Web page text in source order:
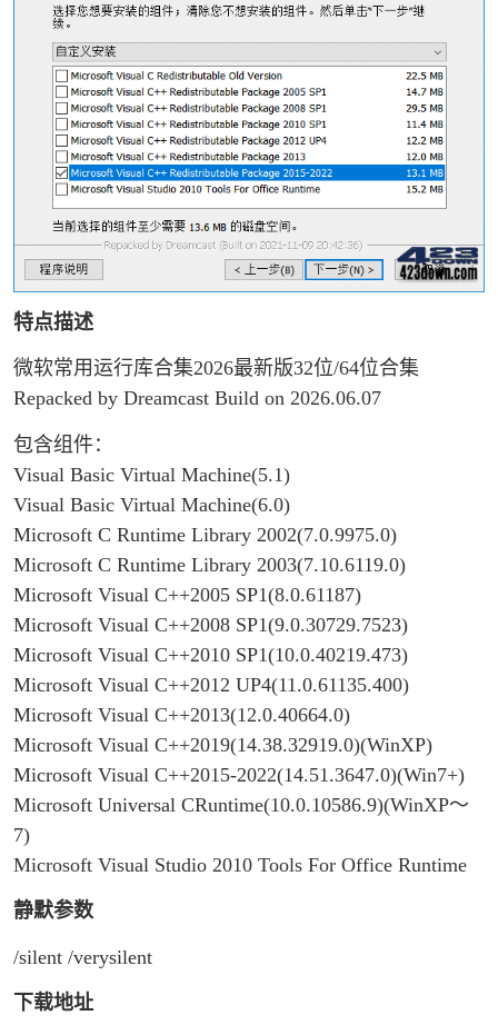
特点描述
微软常用运行库合集2026最新版32位/64位合集
Repacked by Dreamcast Build on 2026.06.07
包含组件：
Visual Basic Virtual Machine(5.1)
Visual Basic Virtual Machine(6.0)
Microsoft C Runtime Library 2002(7.0.9975.0)
Microsoft C Runtime Library 2003(7.10.6119.0)
Microsoft Visual C++2005 SP1(8.0.61187)
Microsoft Visual C++2008 SP1(9.0.30729.7523)
Microsoft Visual C++2010 SP1(10.0.40219.473)
Microsoft Visual C++2012 UP4(11.0.61135.400)
Microsoft Visual C++2013(12.0.40664.0)
Microsoft Visual C++2019(14.38.32919.0)(WinXP)
Microsoft Visual C++2015-2022(14.51.3647.0)(Win7+)
Microsoft Universal CRuntime(10.0.10586.9)(WinXP～
7)
Microsoft Visual Studio 2010 Tools For Office Runtime
静默参数
/silent /verysilent
下载地址